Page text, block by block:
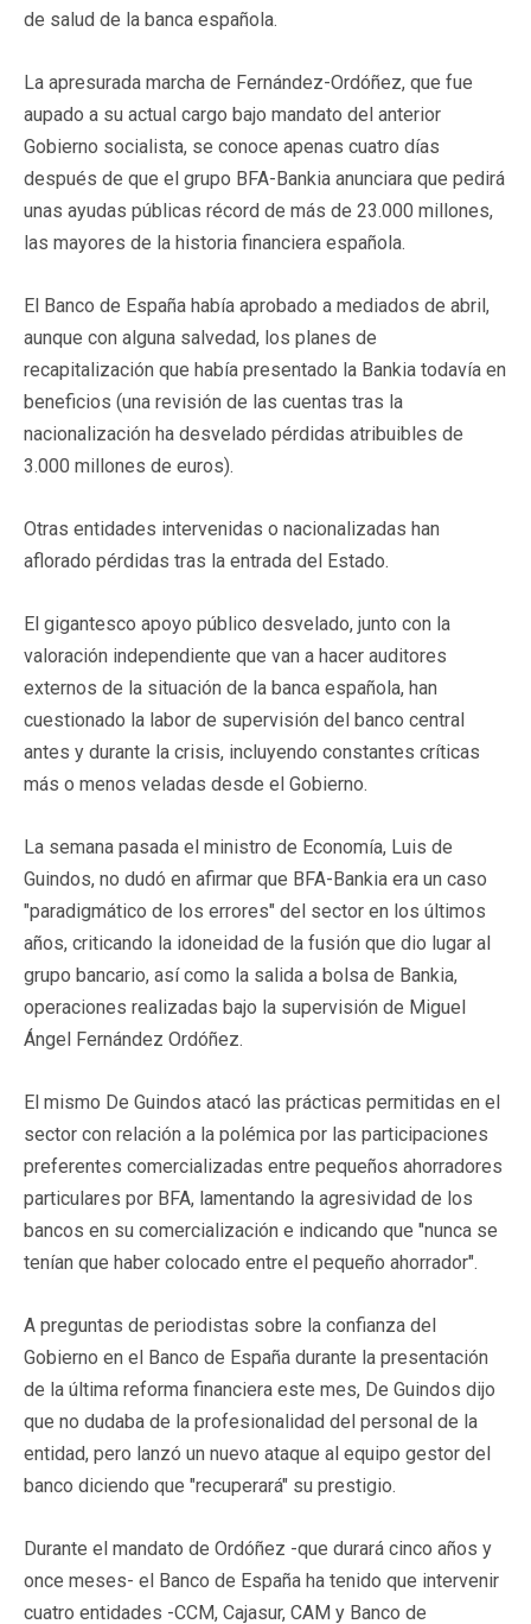
de salud de la banca española.
La apresurada marcha de Fernández-Ordóñez, que fue
aupado a su actual cargo bajo mandato del anterior
Gobierno socialista, se conoce apenas cuatro días
después de que el grupo BFA-Bankia anunciara que pedirá
unas ayudas públicas récord de más de 23.000 millones,
las mayores de la historia financiera española.
El Banco de España había aprobado a mediados de abril,
aunque con alguna salvedad, los planes de
recapitalización que había presentado la Bankia todavía en
beneficios (una revisión de las cuentas tras la
nacionalización ha desvelado pérdidas atribuibles de
3.000 millones de euros).
Otras entidades intervenidas o nacionalizadas han
aflorado pérdidas tras la entrada del Estado.
El gigantesco apoyo público desvelado, junto con la
valoración independiente que van a hacer auditores
externos de la situación de la banca española, han
cuestionado la labor de supervisión del banco central
antes y durante la crisis, incluyendo constantes críticas
más o menos veladas desde el Gobierno.
La semana pasada el ministro de Economía, Luis de
Guindos, no dudó en afirmar que BFA-Bankia era un caso
"paradigmático de los errores" del sector en los últimos
años, criticando la idoneidad de la fusión que dio lugar al
grupo bancario, así como la salida a bolsa de Bankia,
operaciones realizadas bajo la supervisión de Miguel
Ángel Fernández Ordóñez.
El mismo De Guindos atacó las prácticas permitidas en el
sector con relación a la polémica por las participaciones
preferentes comercializadas entre pequeños ahorradores
particulares por BFA, lamentando la agresividad de los
bancos en su comercialización e indicando que "nunca se
tenían que haber colocado entre el pequeño ahorrador".
A preguntas de periodistas sobre la confianza del
Gobierno en el Banco de España durante la presentación
de la última reforma financiera este mes, De Guindos dijo
que no dudaba de la profesionalidad del personal de la
entidad, pero lanzó un nuevo ataque al equipo gestor del
banco diciendo que "recuperará" su prestigio.
Durante el mandato de Ordóñez -que durará cinco años y
once meses- el Banco de España ha tenido que intervenir
cuatro entidades -CCM, Cajasur, CAM y Banco de